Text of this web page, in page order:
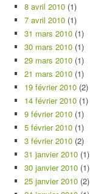
8 avril 2010 (1)
7 avril 2010 (1)
31 mars 2010 (1)
30 mars 2010 (1)
29 mars 2010 (1)
21 mars 2010 (1)
19 février 2010 (2)
14 février 2010 (1)
9 février 2010 (1)
5 février 2010 (1)
3 février 2010 (2)
31 janvier 2010 (1)
30 janvier 2010 (1)
25 janvier 2010 (2)